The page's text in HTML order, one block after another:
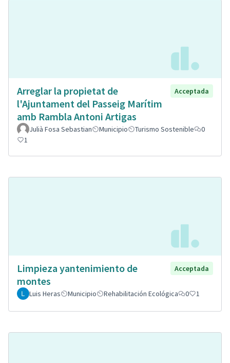
Arreglar la propietat de
l'Ajuntament del Passeig Marítim
amb Rambla Antoni Artigas
Acceptada
Julià Fosa Sebastian Municipio Turismo Sostenible
0
1
Limpieza yantenimiento de
montes
Acceptada
Luis Heras Municipio Rehabilitación Ecológica 0 1